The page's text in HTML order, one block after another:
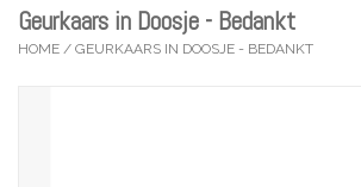
Lifestyle
Geurkaars in Doosje - Bedankt
HOME / GEURKAARS IN DOOSJE - BEDANKT